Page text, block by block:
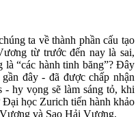
ta về thành phần cấu tạo
từ trước đến nay là sai,
là “các hành tinh băng”? Đây
đây - đã được chấp nhận
- hy vọng sẽ làm sáng tỏ, khi
Đại học Zurich tiến hành khảo
và Sao Hải Vương.